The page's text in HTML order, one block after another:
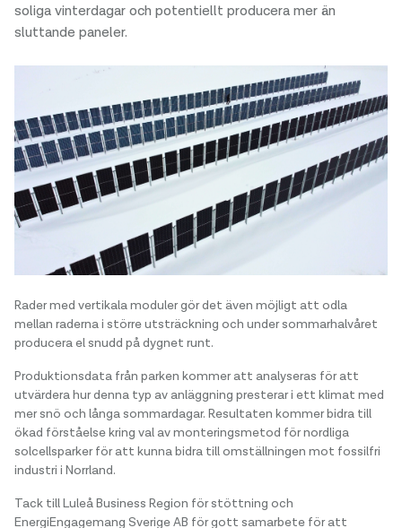
soliga vinterdagar och potentiellt producera mer än
sluttande paneler.
Rader med vertikala moduler gör det även möjligt att odla
mellan raderna i större utsträckning och under sommarhalvåret
producera el snudd på dygnet runt.
Produktionsdata från parken kommer att analyseras för att
utvärdera hur denna typ av anläggning presterar i ett klimat med
mer snö och långa sommardagar. Resultaten kommer bidra till
ökad förståelse kring val av monteringsmetod för nordliga
solcellsparker för att kunna bidra till omställningen mot fossilfri
industri i Norrland.
Tack till Luleå Business Region för stöttning och
EnergiEngagemang Sverige AB för gott samarbete för att